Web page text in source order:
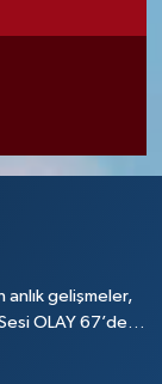
gelişmeler,
OLAY 67’de…